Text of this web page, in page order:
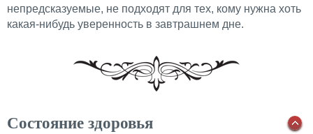
непредсказуемые, не подходят для тех, кому нужна хоть
какая-нибудь уверенность в завтрашнем дне.
Состояние здоровья